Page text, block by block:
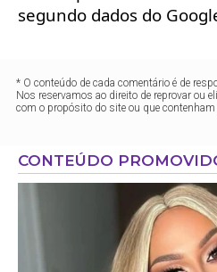
segundo dados do
* O conteúdo de cada comentário é de
Nos reservamos ao direito de reprovar ou
com o propósito do site ou que